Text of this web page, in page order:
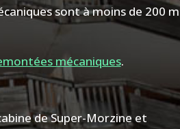
sont à moins de 200 m
mécaniques.
de Super-Morzine et